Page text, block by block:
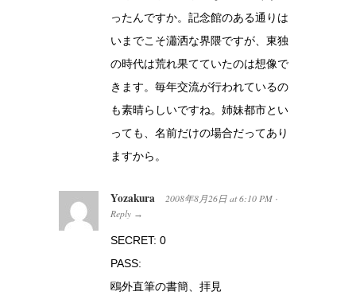
ったんですか。記念館のある通りは
いまでこそ瀟洒な界隈ですが、東独
の時代は荒れ果てていたのは想像で
きます。毎年交流が行われているの
も素晴らしいですね。姉妹都市とい
っても、名前だけの場合だってあり
ますから。
Yozakura 2008年8月26日 at 6:10 PM ·
Reply →
SECRET: 0
PASS:
鴎外直筆の書簡、拝見